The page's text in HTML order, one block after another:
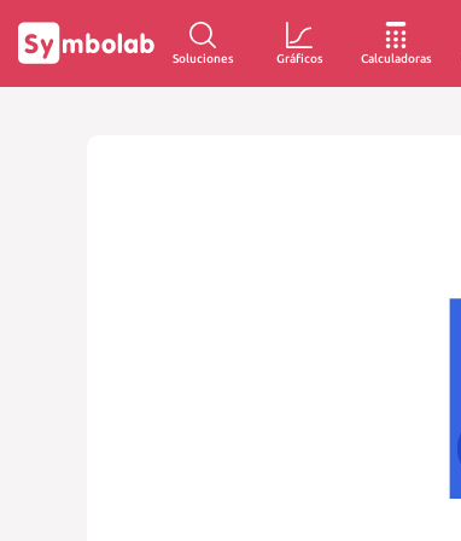
Soluciones Gráficos Calculadoras